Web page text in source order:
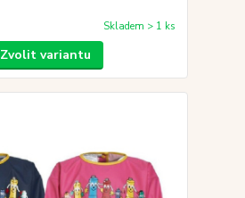
Skladem > 1 ks
Zvolit variantu